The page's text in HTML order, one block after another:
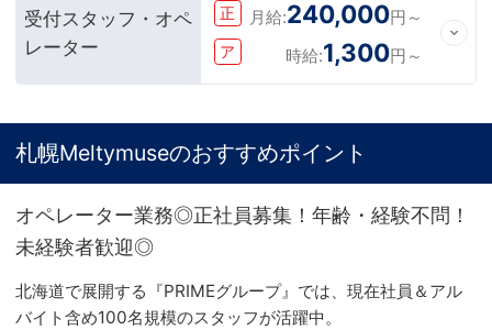
受付スタッフ・オペ
レーター
正 月給:240,000円～
ア 時給:1,300円～
札幌Meltymuseのおすすめポイント
オペレーター業務◎正社員募集！年齢・経験不問！
未経験者歓迎◎
北海道で展開する『PRIMEグループ』では、現在社員＆アル
バイト含め100名規模のスタッフが活躍中。